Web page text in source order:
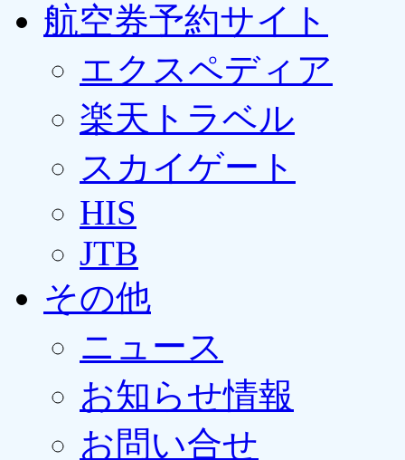
航空券予約サイト
エクスペディア
楽天トラベル
スカイゲート
HIS
JTB
その他
ニュース
お知らせ情報
お問い合せ